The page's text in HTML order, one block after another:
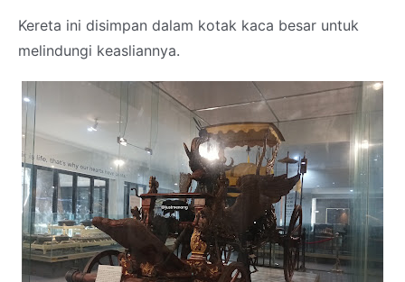
Kereta ini disimpan dalam kotak kaca besar untuk
melindungi keasliannya.